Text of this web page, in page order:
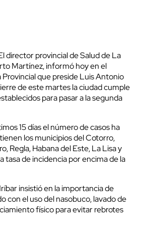
director provincial de Salud de La
Martínez, informó hoy en el
que preside Luis Antonio
de este martes la ciudad cumple
para pasar a la segunda
15 días el número de casos ha
los municipios del Cotorro,
Regla, Habana del Este, La Lisa y
tasa de incidencia por encima de la
insistió en la importancia de
con el uso del nasobuco, lavado de
físico para evitar rebrotes